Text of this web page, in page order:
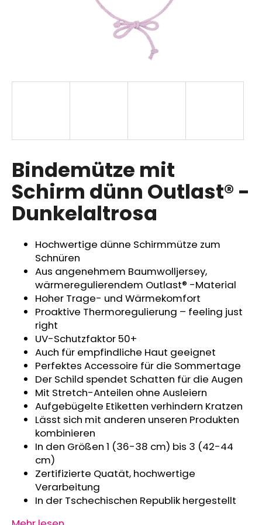
Bindemütze mit
Schirm dünn Outlast® -
Dunkelaltrosa
Hochwertige dünne Schirmmütze zum
Schnüren
Aus angenehmem Baumwolljersey,
wärmeregulierendem Outlast® -Material
Hoher Trage- und Wärmekomfort
Proaktive Thermoregulierung – feeling just
right
UV-Schutzfaktor 50+
Auch für empfindliche Haut geeignet
Perfektes Accessoire für die Sommertage
Der Schild spendet Schatten für die Augen
Mit Stretch-Anteilen ohne Ausleiern
Aufgebügelte Etiketten verhindern Kratzen
Lässt sich mit anderen unseren Produkten
kombinieren
In den Größen 1 (36-38 cm) bis 3 (42-44
cm)
Zertifizierte Quatät, hochwertige
Verarbeitung
In der Tschechischen Republik hergestellt
p
f
e
h
l
e
KINDERSITZUNTERLAGE
OUTLAST®
GRAU
MELIERT
€24,90